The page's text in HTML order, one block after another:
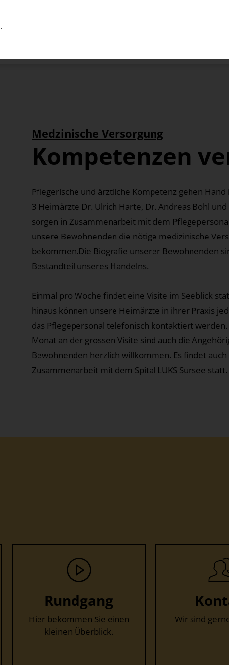
Medzinische Versorgung
Kompetenzen
Pflegerische und ärztliche Kompetenz gehen Hand
3 Heimärzte Dr. Ulrich Harte, Dr. Andreas Bohl und
sorgen in Zusammenarbeit mit dem
unsere Bewohnenden die nötige medizinische
bekommen.Die Biografie unserer Bewohnenden
Bestandteil unseres Handelns.
Einmal pro Woche findet eine Visite im Seeblick
hinaus können unsere Heimärzte in ihrer Praxis
das Pflegepersonal telefonisch kontaktiert werden.
Monat an der grossen Visite sind auch die
Bewohnenden herzlich willkommen. Es findet auch
Zusammenarbeit mit dem Spital LUKS Sursee statt.
Rundgang
Hier bekommen Sie einen
kleinen Überblick.
Wir sind